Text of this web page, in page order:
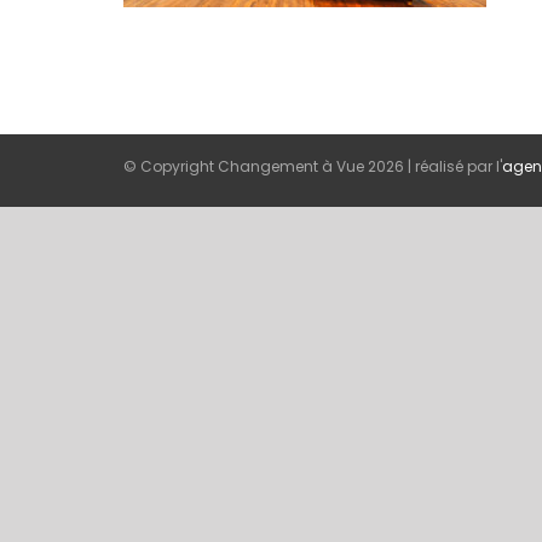
© Copyright Changement à Vue 2026 | réalisé par l'